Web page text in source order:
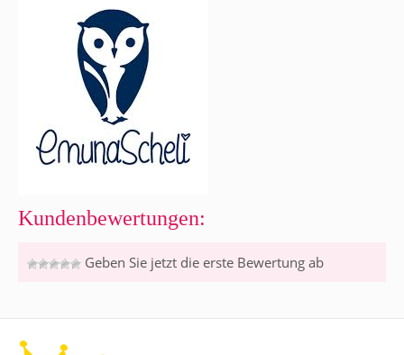
Kundenbewertungen:
Geben Sie jetzt die erste Bewertung ab